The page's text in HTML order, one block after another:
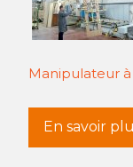
Manipulateur
En savoir